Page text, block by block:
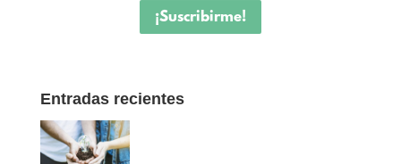
¡Suscribirme!
Entradas recientes